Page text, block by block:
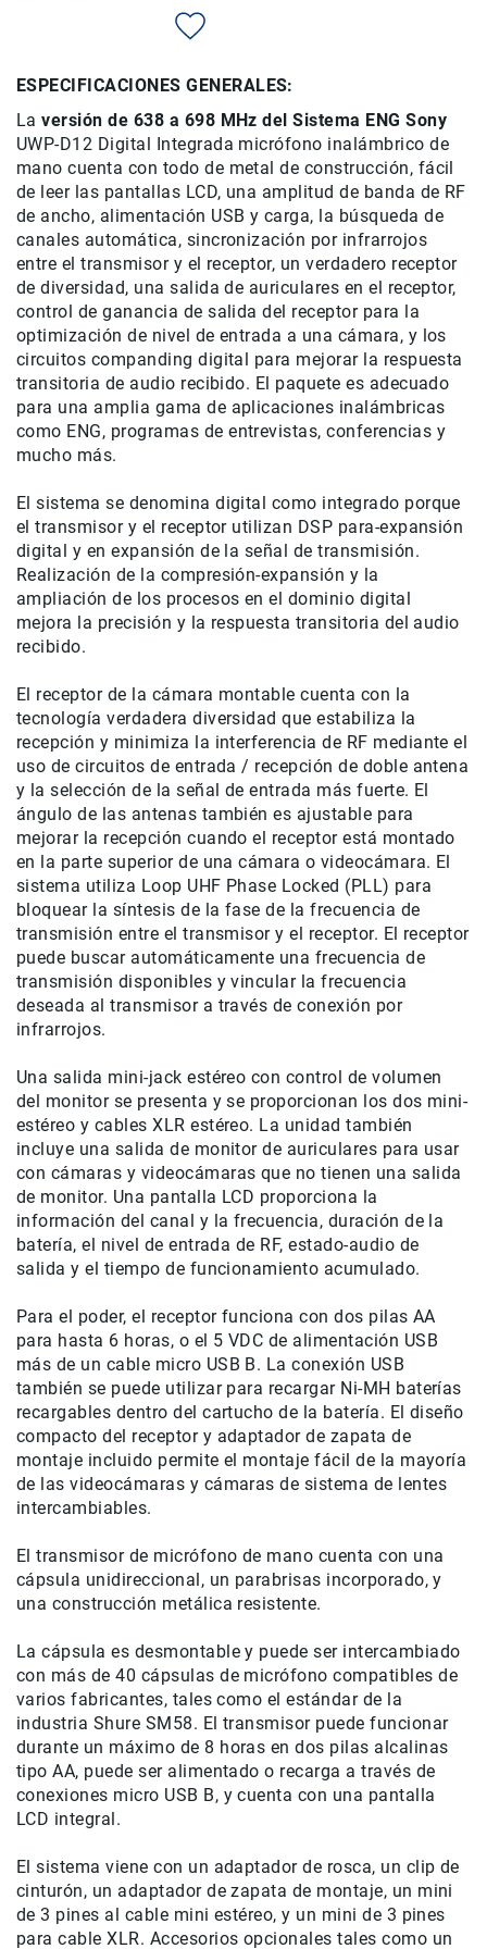
Rieles
de
Campo
y
Viewfinders
Otros
Accesorios
Cuidados
y
Mantenimiento
Follow
Focus
Accesorios
de
de
intercomunicación
Kits
Videolamparas
Switcheras
Cine
Cinema
Lentes
para
Cine
Rigs
Monitores
Camaras
de
Cine
Kits
Accesorios
Fotografía
Mirrorless
Reflex
(DSLR)
Compactas
Fullframe
Instantáneas
Lentes
C
Fullframe
Mirrorless
DSLR
Accesorios
Filtros
Kits
Baterías
y
Cargadores
y
Almacenamiento
Lectores
Estuches,
Mochilas
y
Maletas
protectores
Correas
Accesorios
para
ESPECIFICACIONES GENERALES:
Laversión de 638 a 698 MHz del Sistema ENG Sony
UWP-D12 Digital Integrada micrófono inalámbrico de
mano cuenta con todo de metal de construcción, fácil
de leer las pantallas LCD, una amplitud de banda de RF
de ancho, alimentación USB y carga, la búsqueda de
canales automática, sincronización por infrarrojos
entre eltransmisor y el receptor, un verdadero receptor
de diversidad, una salida de auriculares en el receptor,
control de ganancia de salida del receptor para la
optimización de nivel de entrada a una cámara, y los
circuitos companding digital para mejorar la respuesta
transitoria de audio recibido. El paquete es adecuado
para una amplia gama de aplicaciones inalámbricas
como ENG, programas de entrevistas, conferencias y
mucho más.
El sistema se denomina digital como integrado porque
el transmisor y el receptor utilizan DSP para-expansión
digital y en expansión de la señal de transmisión.
Realización de la compresión-expansión y la
ampliación de los procesos en el dominio digital
mejora la precisión y la respuesta transitoria del audio
recibido.
El receptor de la cámara montable cuenta con la
tecnología verdadera diversidad que estabiliza la
recepción y minimiza la interferencia de RF mediante el
uso de circuitos de entrada / recepción de doble antena
y la selección de la señal de entrada más fuerte. El
ángulo de las antenas también es ajustable para
mejorar la recepción cuando el receptor está montado
en la parte superior de una cámara o videocámara. El
sistema utiliza Loop UHF Phase Locked (PLL) para
bloquear la síntesis de la fase de la frecuencia de
transmisión entre el transmisor y el receptor. El receptor
puede buscar automáticamente una frecuencia de
transmisión disponibles y vincular la frecuencia
deseada al transmisor a través de conexión por
infrarrojos.
Una salida mini-jack estéreo con control de volumen
del monitor se presenta y se proporcionan los dos mini-
estéreo y cables XLR estéreo. La unidad también
incluye una salida de monitor de auriculares para usar
con cámaras y videocámaras que no tienen una salida
de monitor. Una pantalla LCD proporciona la
información del canal y la frecuencia, duración de la
batería, el nivel de entrada de RF, estado-audio de
salida y el tiempo de funcionamiento acumulado.
Para el poder, el receptor funciona con dos pilas AA
para hasta 6 horas, o el 5 VDC de alimentación USB
más de un cable micro USB B. La conexión USB
también se puede utilizar para recargar Ni-MH baterías
recargables dentro del cartucho de la batería. El diseño
compacto del receptor y adaptador de zapata de
montaje incluido permite el montaje fácil de la mayoría
de las videocámaras y cámaras de sistema de lentes
intercambiables.
El transmisor de micrófono de mano cuenta con una
cápsula unidireccional, un parabrisas incorporado, y
una construcción metálica resistente.
La cápsula es desmontable y puede ser intercambiado
con más de 40 cápsulas de micrófono compatibles de
varios fabricantes, tales como el estándar de la
industria Shure SM58. El transmisor puede funcionar
durante un máximo de 8 horas en dos pilas alcalinas
tipo AA, puede ser alimentado o recarga a través de
conexiones micro USB B, y cuenta con una pantalla
LCD integral.
El sistema viene con un adaptador de rosca, un clip de
cinturón, un adaptador de zapata de montaje, un mini
de 3 pines al cable mini estéreo, y un mini de 3 pines
para cable XLR. Accesorios opcionales tales como un